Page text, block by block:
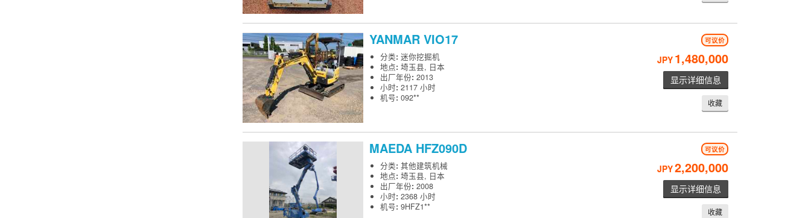
YANMAR VIO17 可议价
分类: 迷你挖掘机
地点: 埼玉县, 日本
出厂年份: 2013
小时: 2117 小时
机号: 092**
JPY 1,480,000
显示详细信息
收藏
MAEDA HFZ090D 可议价
分类: 其他建筑机械
地点: 埼玉县, 日本
出厂年份: 2008
小时: 2368 小时
机号: 9HFZ1**
JPY2,200,000
显示详细信息
收藏